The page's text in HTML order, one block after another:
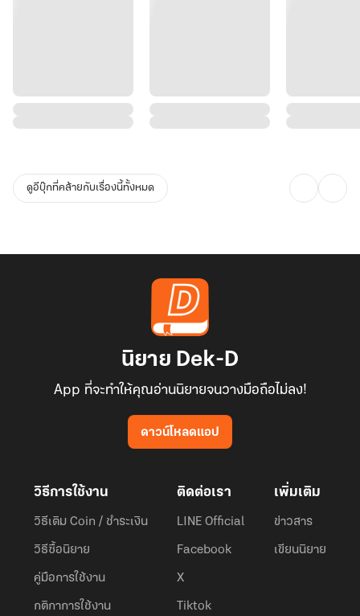
ดูอีบุ๊กที่คล้ายกับเรื่องนี้ทั้งหมด
นิยาย Dek-D
App ที่จะทำให้คุณอ่านนิยายจนวางมือถือไม่ลง!
ดาวน์โหลดแอป
วิธีการใช้งาน
วิธีเติม Coin / ชำระเงิน
วิธีซื้อนิยาย
คู่มือการใช้งาน
กติกาการใช้งาน
ติดต่อเรา
LINE Official
Facebook
X
Tiktok
เพิ่มเติม
ข่าวสาร
เขียนนิยาย